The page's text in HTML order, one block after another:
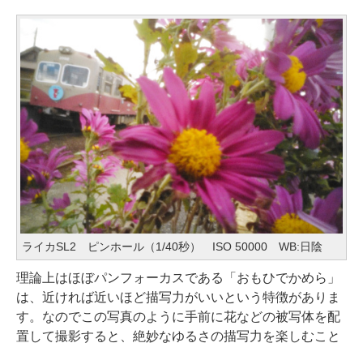
ライカSL2 ピンホール（1/40秒） ISO 50000 WB:日陰
理論上はほぼパンフォーカスである「おもひでかめら」
は、近ければ近いほど描写力がいいという特徴がありま
す。なのでこの写真のように手前に花などの被写体を配
置して撮影すると、絶妙なゆるさの描写力を楽しむこと